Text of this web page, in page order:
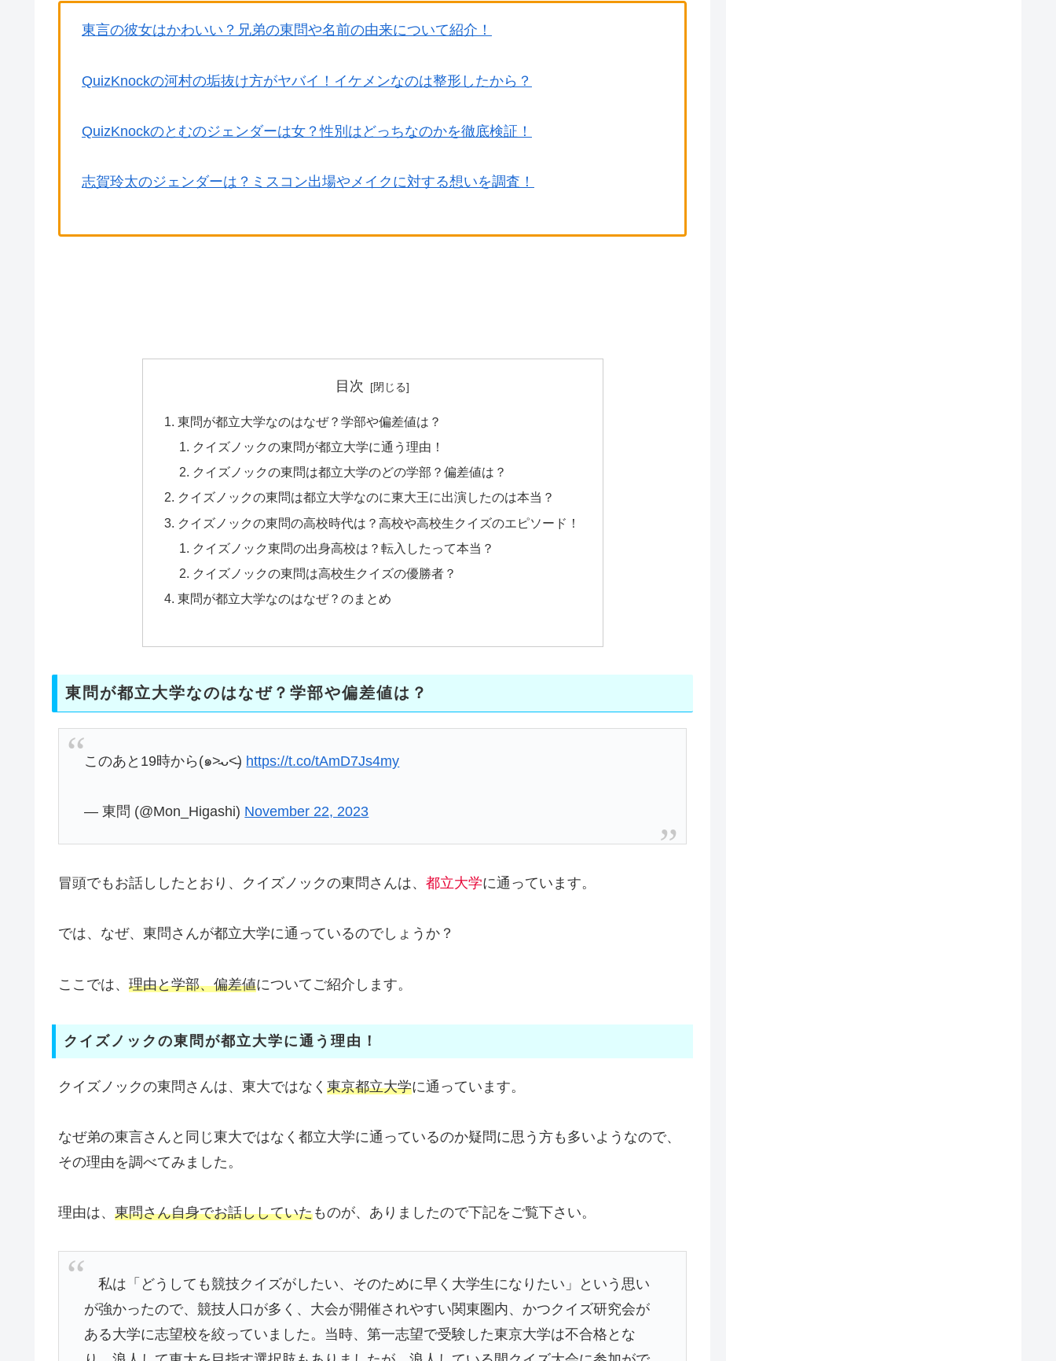
東言の彼女はかわいい？兄弟の東問や名前の由来について紹介！
QuizKnockの河村の垢抜け方がヤバイ！イケメンなのは整形したから？
QuizKnockのとむのジェンダーは女？性別はどっちなのかを徹底検証！
志賀玲太のジェンダーは？ミスコン出場やメイクに対する想いを調査！
目次
東問が都立大学なのはなぜ？学部や偏差値は？
クイズノックの東問が都立大学に通う理由！
クイズノックの東問は都立大学のどの学部？偏差値は？
クイズノックの東問は都立大学なのに東大王に出演したのは本当？
クイズノックの東問の高校時代は？高校や高校生クイズのエピソード！
クイズノック東問の出身高校は？転入したって本当？
クイズノックの東問は高校生クイズの優勝者？
東問が都立大学なのはなぜ？のまとめ
東問が都立大学なのはなぜ？学部や偏差値は？
このあと19時から(๑˃̵ᴗ˂̵) https://t.co/tAmD7Js4my
— 東問 (@Mon_Higashi) November 22, 2023
冒頭でもお話ししたとおり、クイズノックの東問さんは、 都立大学に通っています。
では、なぜ、東問さんが都立大学に通っているのでしょうか？
ここでは、 理由と学部、偏差値についてご紹介します。
クイズノックの東問が都立大学に通う理由！
クイズノックの東問さんは、東大ではなく 東京都立大学に通っています。
なぜ弟の東言さんと同じ東大ではなく都立大学に通っているのか疑問に思う方も多いようなので、
その理由を調べてみました。
理由は、 東問さん自身でお話ししていたものが、ありましたので下記をご覧下さい。
私は「どうしても競技クイズがしたい、そのために早く大学生になりたい」という思い
が強かったので、競技人口が多く、大会が開催されやすい関東圏内、かつクイズ研究会が
ある大学に志望校を絞っていました。当時、第一志望で受験した東京大学は不合格とな